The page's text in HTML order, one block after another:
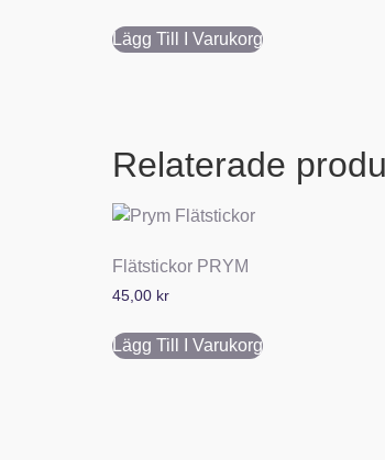
Lägg Till I Varukorg
Relaterade
Flätstickor PRYM
45,00 kr
Lägg Till I Varukorg